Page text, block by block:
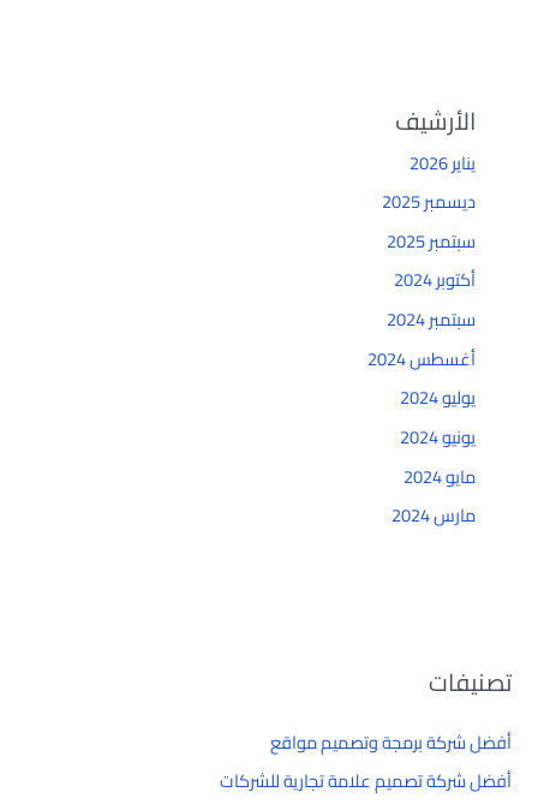
الأرشيف
يناير 2026
ديسمبر 2025
سبتمبر 2025
أكتوبر 2024
سبتمبر 2024
أغسطس 2024
يوليو 2024
يونيو 2024
مايو 2024
مارس 2024
تصنيفات
أفضل شركة برمجة وتصميم مواقع
أفضل شركة تصميم علامة تجارية للشركات